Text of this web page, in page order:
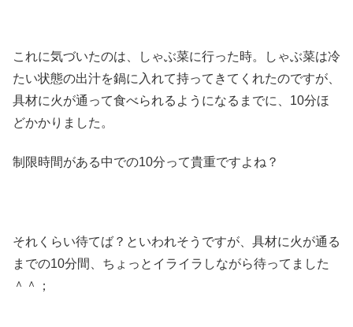
これに気づいたのは、しゃぶ菜に行った時。しゃぶ菜は冷
たい状態の出汁を鍋に入れて持ってきてくれたのですが、
具材に火が通って食べられるようになるまでに、10分ほ
どかかりました。
制限時間がある中での10分って貴重ですよね？
それくらい待てば？といわれそうですが、具材に火が通る
までの10分間、ちょっとイライラしながら待ってました
＾＾；